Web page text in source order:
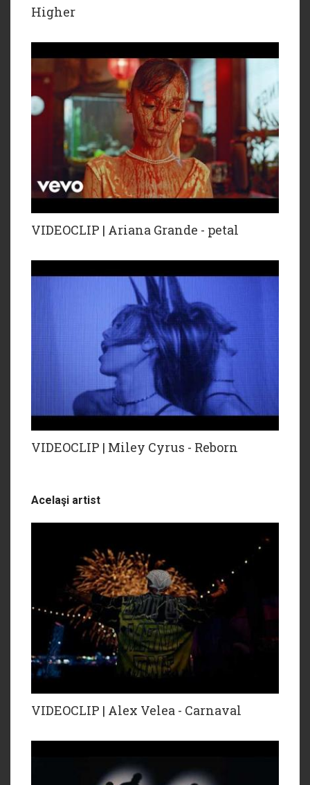
Higher
VIDEOCLIP | Ariana Grande - petal
VIDEOCLIP | Miley Cyrus - Reborn
Acelaşi artist
VIDEOCLIP | Alex Velea - Carnaval